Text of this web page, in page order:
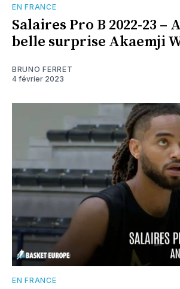
EN FRANCE
Salaires Pro B 2022-23 –
belle surprise Akaemji
BRUNO FERRET
4 février 2023
EN FRANCE